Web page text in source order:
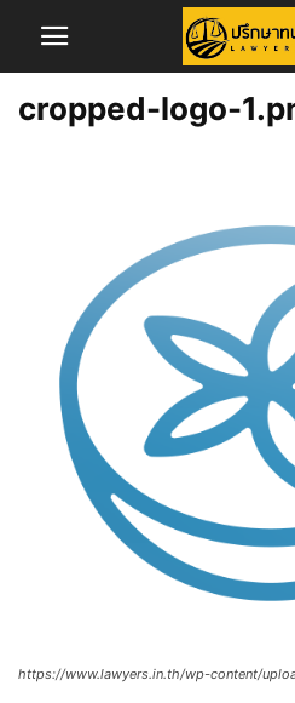
cropped-logo-
https://www.lawyers.in.th/wp-content/